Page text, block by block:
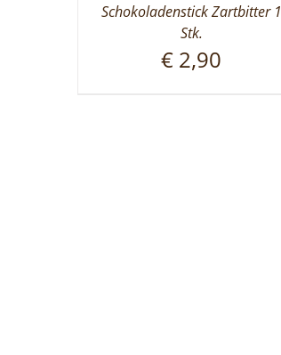
Schokoladenstick Zartbitter 1
Stk.
€ 2,90